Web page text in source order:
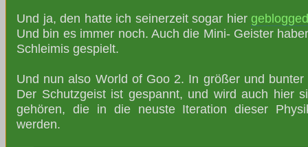
Und ja, den hatte ich seinerzeit sogar hier geblogged
Und bin es immer noch. Auch die Mini- Geister
Schleimis gespielt.
Und nun also World of Goo 2. In größer und
Der Schutzgeist ist gespannt, und wird auch hier
gehören, die in die neuste Iteration dieser
werden.